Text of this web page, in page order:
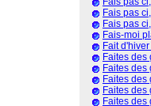
Fais pas
Fais pas
Fais-moi
Fait
Faites
Faites des
Faites des
Faites des
Faites des